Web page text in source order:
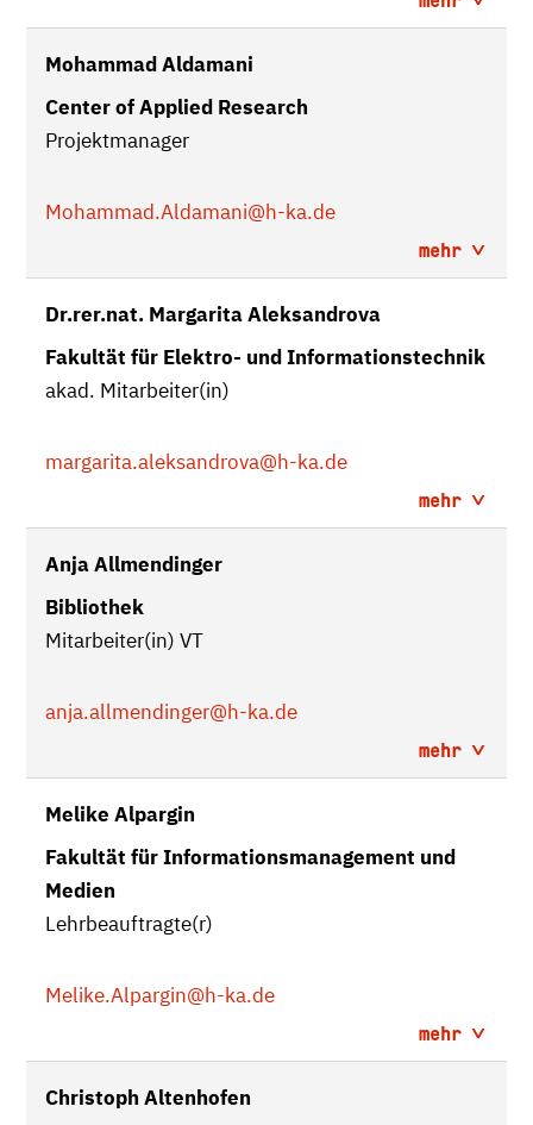
Mohammad Aldamani
Center of Applied Research
Projektmanager
Mohammad.Aldamani@h-ka.de
mehr
Dr.rer.nat. Margarita Aleksandrova
Fakultät für Elektro- und Informationstechnik
akad. Mitarbeiter(in)
margarita.aleksandrova@h-ka.de
mehr
Anja Allmendinger
Bibliothek
Mitarbeiter(in) VT
anja.allmendinger@h-ka.de
mehr
Melike Alpargin
Fakultät für Informationsmanagement und
Medien
Lehrbeauftragte(r)
Melike.Alpargin@h-ka.de
mehr
Christoph Altenhofen